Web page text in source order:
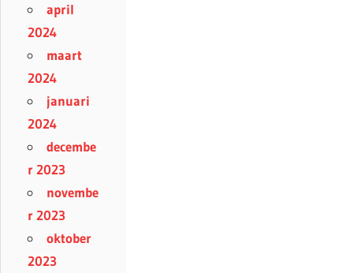
april
2024
maart
2024
januari
2024
decembe
r 2023
novembe
r 2023
oktober
2023